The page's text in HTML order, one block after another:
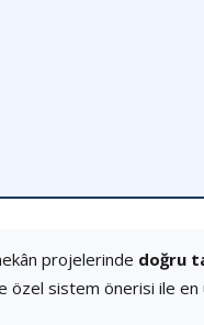
projelerinde doğru
sistem önerisi ile en